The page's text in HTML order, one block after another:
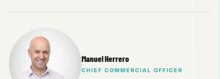
Manuel Herrero
CHIEF COMMERCIAL OFFICER